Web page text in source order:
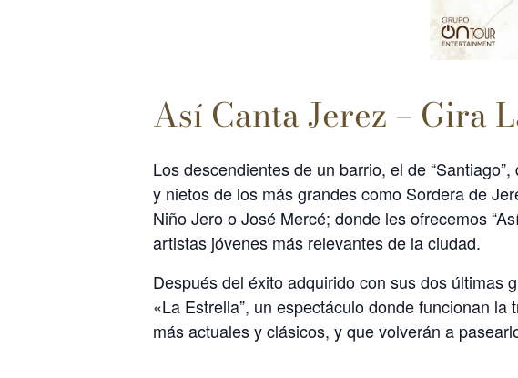
Así Canta Jerez – Gira
Los descendientes de un barrio, el de
y nietos de los más grandes como Sordera de
Niño Jero o José Mercé; donde les ofrecemos
artistas jóvenes más relevantes de la ciudad.
Después del éxito adquirido con sus dos últimas
«La Estrella”, un espectáculo donde funcionan
más actuales y clásicos, y que volverán a